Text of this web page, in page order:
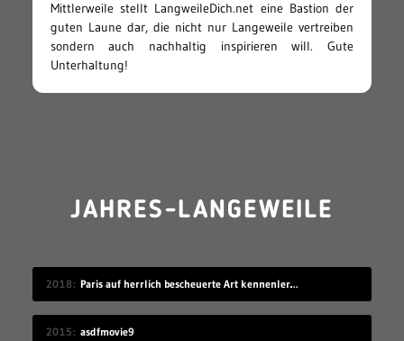
Mittlerweile stellt LangweileDich.net eine Bastion der
guten Laune dar, die nicht nur Langeweile vertreiben
sondern auch nachhaltig inspirieren will. Gute
Unterhaltung!
JAHRES-LANGEWEILE
2018 Paris auf herrlich bescheuerte Art kennenlernen
2015 asdfmovie9